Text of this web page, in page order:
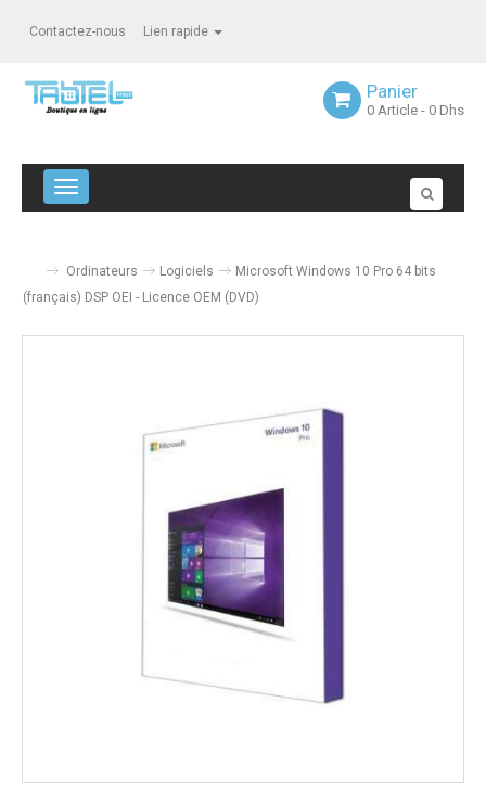
Contactez-nous Lien rapide
Panier
0 Article - 0 Dhs
Navigation bascule
Ordinateurs Logiciels
Microsoft Windows 10 Pro 64 bits
(français) DSP OEI - Licence OEM (DVD)